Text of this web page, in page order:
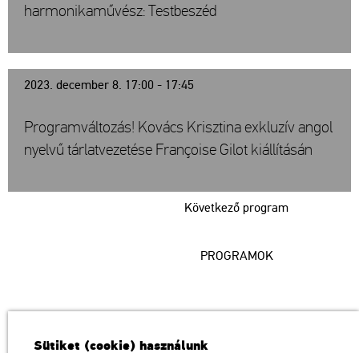
harmonikaművész: Testbeszéd
2023. december 8. 17:00 - 17:45
Következő program
Programváltozás! Kovács Krisztina exkluzív angol
nyelvű tárlatvezetése Françoise Gilot kiállításán
PROGRAMOK
Sütiket (cookie) használunk